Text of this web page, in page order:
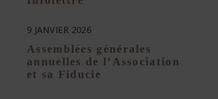
9 JANVIER 2026
Assemblées générales
annuelles de l’Association
et sa Fiducie